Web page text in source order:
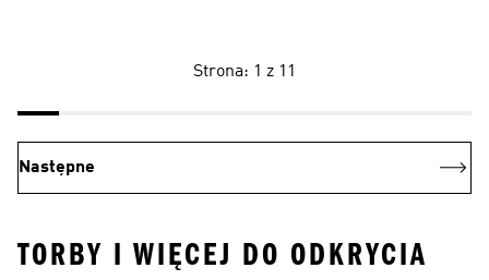
Strona: 1 z 11
Następne
TORBY I WIĘCEJ DO ODKRYCIA